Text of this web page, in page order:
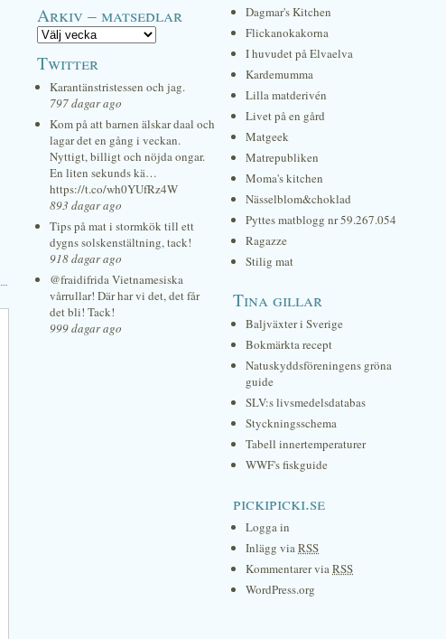
Arkiv – matsedlar
Twitter
Karantänstristessen och jag.
797 dagar ago
Kom på att barnen älskar daal och
lagar det en gång i veckan.
Nyttigt, billigt och nöjda ongar.
En liten sekunds kä…
https://t.co/wh0YUfRz4W
893 dagar ago
Tips på mat i stormkök till ett
dygns solskenstältning, tack!
918 dagar ago
@fraidifrida Vietnamesiska
vårrullar! Där har vi det, det får
det bli! Tack!
999 dagar ago
Dagmar's Kitchen
Flickanokakorna
I huvudet på Elvaelva
Kardemumma
Lilla matderivén
Livet på en gård
Matgeek
Matrepubliken
Moma's kitchen
Nässelblom&choklad
Pyttes matblogg nr 59.267.054
Ragazze
Stilig mat
Tina gillar
Baljväxter i Sverige
Bokmärkta recept
Natuskyddsföreningens gröna
guide
SLV:s livsmedelsdatabas
Styckningsschema
Tabell innertemperaturer
WWF's fiskguide
pickipicki.se
Logga in
Inlägg viaRSS
Kommentarer viaRSS
WordPress.org